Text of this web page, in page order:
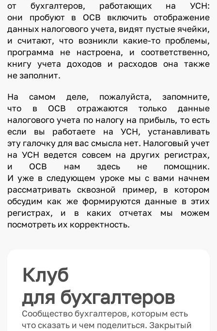
от бухгалтеров, работающих на УСН:
они пробуют в ОСВ включить отображение
данных налогового учета, видят пустые ячейки,
и считают, что возникли какие-то проблемы,
программа не настроена, и соответственно,
книгу учета доходов и расходов она также
не заполнит.
На самом деле, пожалуйста, запомните,
что в ОСВ отражаются только данные
налогового учета по налогу на прибыль, то есть
если вы работаете на УСН, устанавливать
эту галочку для вас смысла нет. Налоговый учет
на УСН ведется совсем на других регистрах,
и ОСВ нам здесь не помощник.
И уже в следующем уроке мы с вами начнем
рассматривать сквозной пример, в котором
обсудим как же формируются данные в этих
регистрах, и в каких отчетах мы можем
посмотреть их корректность.
Клуб
для бухгалтеров
Сообщество бухгалтеров, которым есть
что сказать и чем поделиться. Закрытый